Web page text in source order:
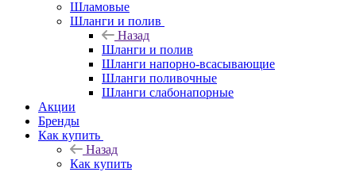
Шламовые
Шланги и полив
Назад
Шланги и полив
Шланги напорно-всасывающие
Шланги поливочные
Шланги слабонапорные
Акции
Бренды
Как купить
Назад
Как купить